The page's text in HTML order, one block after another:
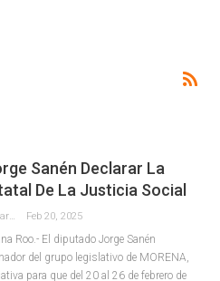
Sanén Declarar La
De La Justicia Social
Feb 20, 2025
Roo.- El diputado Jorge Sanén
del grupo legislativo de MORENA,
para que del 20 al 26 de febrero de